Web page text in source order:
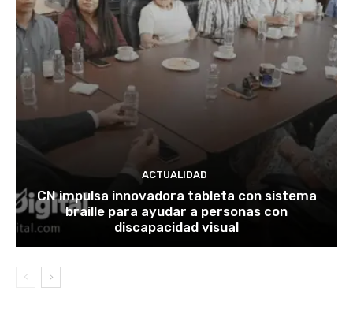
ACTUALIDAD
CN impulsa innovadora tableta con sistema
braille para ayudar a personas con
discapacidad visual